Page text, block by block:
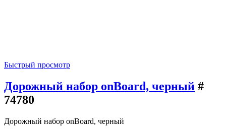
Быстрый просмотр
Дорожный набор onBoard, черный #
74780
Дорожный набор onBoard, черный